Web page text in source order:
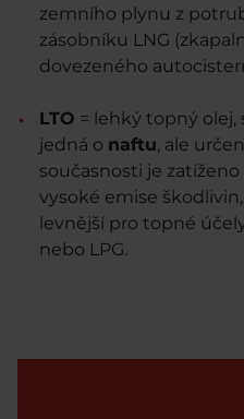
zemního plynu z
zásobníku LNG
dovezeného
LTO = lehký topný olej,
jedná o naftu, ale
současnosti je
vysoké emise
levnější pro topné
nebo LPG.